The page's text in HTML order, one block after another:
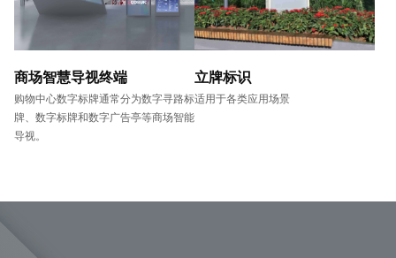
商场智慧导视终端
购物中心数字标牌通常分为数字寻路标
牌、数字标牌和数字广告亭等商场智能
导视。
立牌标识
适用于各类应用场景